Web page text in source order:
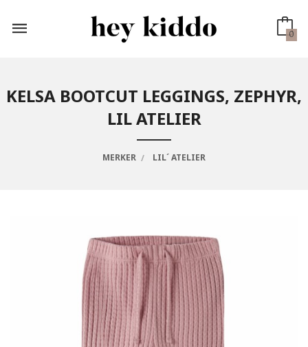
innholdet
0
KELSA BOOTCUT LEGGINGS, ZEPHYR,
LIL ATELIER
MERKER LIL´ ATELIER